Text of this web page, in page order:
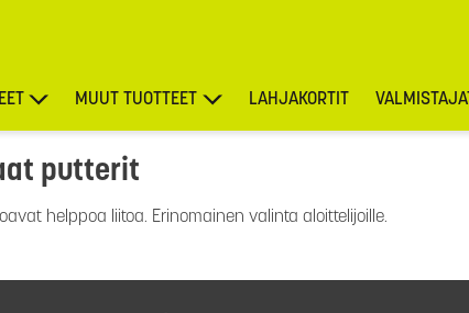
MUUT TUOTTEET LAHJAKORTIT VALMISTAJAT
putterit
helppoa liitoa. Erinomainen valinta aloittelijoille.